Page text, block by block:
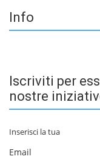
Info
Iscriviti per
nostre
Inserisci la tua
Email